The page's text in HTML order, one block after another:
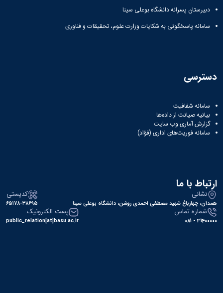
دبیرستان پسرانه دانشگاه بوعلی سینا
سامانه پاسخگوئی به شکایات وزارت علوم، تحقیقات و فناوری
دسترسی
سامانه شفافیت
بیانیه صیانت از داده‌ها
گزارش آماری وب‌ سایت
سامانه فوریت‌های اداری (فؤاد)
ارتباط با ما
نشانی
همدان، چهارباغ شهید مصطفی احمدی روشن، دانشگاه بوعلی سینا
کدپستی
۶۵۱۷۸-۳۸۶۹۵
شماره تماس
31400000 - 081
پست الکترونیک
public_relation[at]basu.ac.ir